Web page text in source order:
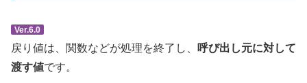
Ver.6.0
戻り値は、関数などが処理を終了し、
呼び出し元に対して
渡す値です。